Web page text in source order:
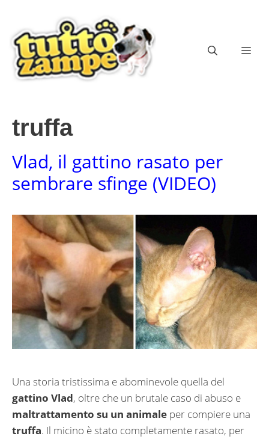
contenuto
truffa
Vlad, il gattino rasato per
sembrare sfinge (VIDEO)
Una storia tristissima e abominevole quella del
gattino Vlad, oltre che un brutale caso di abuso e
maltrattamento su un animale per compiere una
truffa. Il micino è stato completamente rasato, per